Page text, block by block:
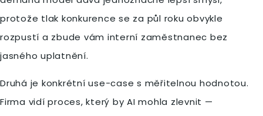
protože tlak konkurence se za půl roku obvykle
rozpustí a zbude vám interní zaměstnanec bez
jasného uplatnění.
Druhá je konkrétní use-case s měřitelnou hodnotou.
Firma vidí proces, který by AI mohla zlevnit —